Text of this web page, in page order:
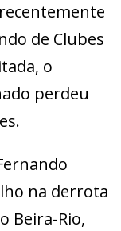
de Clubes
o
perdeu
na derrota
Beira-Rio,